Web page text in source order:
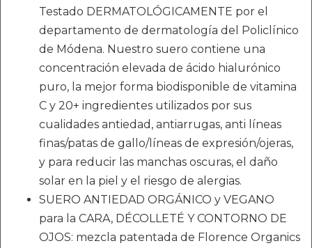
Testado DERMATOLÓGICAMENTE por el
departamento de dermatología del Policlínico
de Módena. Nuestro suero contiene una
concentración elevada de ácido hialurónico
puro, la mejor forma biodisponible de vitamina
C y 20+ ingredientes utilizados por sus
cualidades antiedad, antiarrugas, anti líneas
finas/patas de gallo/líneas de expresión/ojeras,
y para reducir las manchas oscuras, el daño
solar en la piel y el riesgo de alergias.
SUERO ANTIEDAD ORGÁNICO y VEGANO
para la CARA, DÉCOLLETÉ Y CONTORNO DE
OJOS: mezcla patentada de Florence Organics